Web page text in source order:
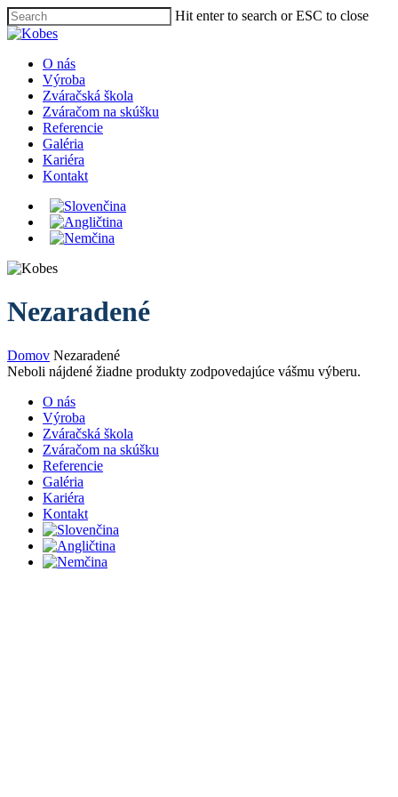
Skip
to
content
Hit enter to search or ESC to close
Close
Menu
O nás
Výroba
Zváračská škola
Zváračom na skúšku
Referencie
Galéria
Kariéra
Kontakt
Nezaradené
Domov Nezaradené
Neboli nájdené žiadne produkty zodpovedajúce vášmu výberu.
Close
Menu
O nás
Výroba
Zváračská škola
Zváračom na skúšku
Referencie
Galéria
Kariéra
Kontakt